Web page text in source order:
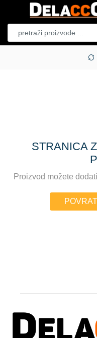
STRANICA
Proizvod možete